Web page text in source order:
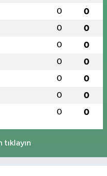
0 0
0 0
0 0
0 0
0 0
0 0
0 0